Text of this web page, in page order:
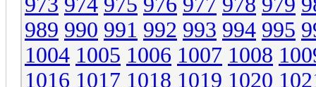
989 990 991 992 993 994 995
1004 1005 1006 1007 1008
1016 1017 1018 1019 1020